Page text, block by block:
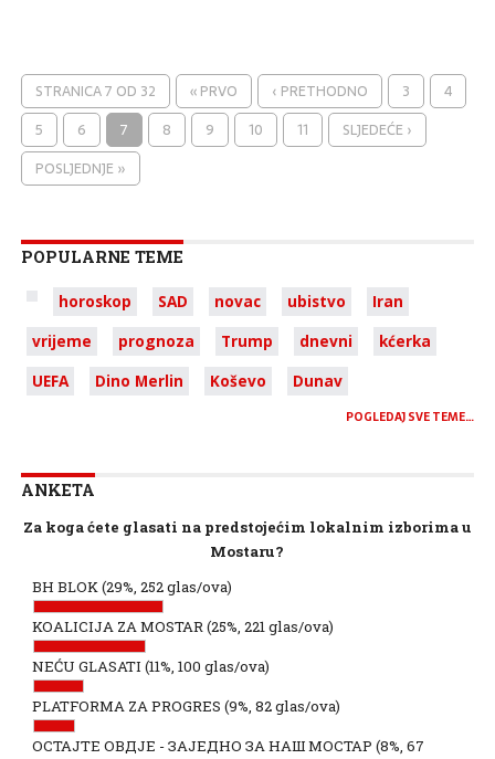
STRANICA 7 OD 32 « PRVO ‹ PRETHODNO 3
4
5
6 7 8 9 10 11
SLJEDEĆE ›
POSLJEDNJE »
POPULARNE TEME
horoskop SAD novac ubistvo
Iran
vrijeme
prognoza Trump dnevni
kćerka
UEFA
Dino Merlin Koševo Dunav
POGLEDAJ SVE TEME…
ANKETA
Za koga ćete glasati na predstojećim lokalnim izborima u
Mostaru?
BH BLOK(29%, 252 glas/ova)
KOALICIJA ZA MOSTAR(25%, 221 glas/ova)
NEĆU GLASATI (11%, 100 glas/ova)
PLATFORMA ZA PROGRES (9%, 82 glas/ova)
ОСТАЈТЕ ОВДЈЕ - ЗАЈЕДНО ЗА НАШ МОСТАР (8%, 67